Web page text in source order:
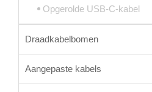
Opgerolde USB-C-kabel
Draadkabelbomen
Aangepaste kabels